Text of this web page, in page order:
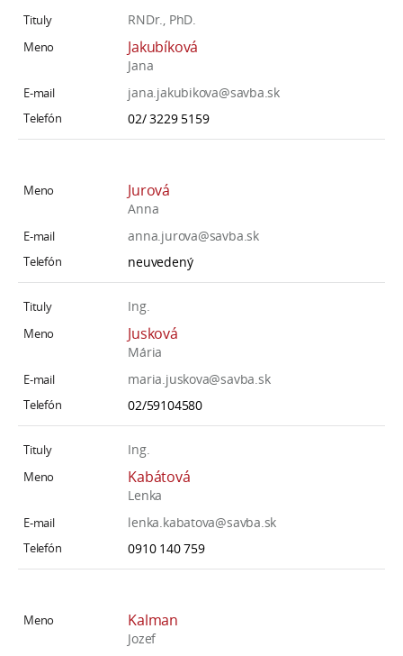
RNDr., PhD.
Jakubíková
Jana
jana.jakubikova@savba.sk
02/ 3229 5159
Jurová
Anna
anna.jurova@savba.sk
neuvedený
Ing.
Jusková
Mária
maria.juskova@savba.sk
02/59104580
Ing.
Kabátová
Lenka
lenka.kabatova@savba.sk
0910 140 759
Kalman
Jozef